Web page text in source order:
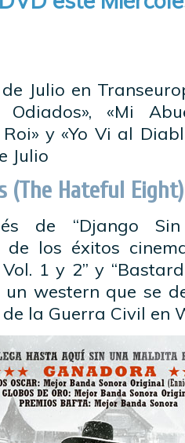
Julio en
Odiados», «Mi
y «Yo Vi al
Julio
(The Hateful Eight)
de “Django Sin
los éxitos
1 y 2” y
western que se
la Guerra Civil en